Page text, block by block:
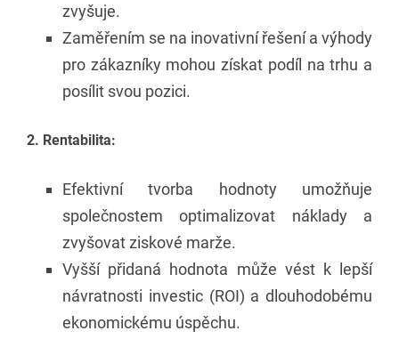
zvyšuje.
Zaměřením se na inovativní řešení a výhody
pro zákazníky mohou získat podíl na trhu a
posílit svou pozici.
2. Rentabilita:
Efektivní tvorba hodnoty umožňuje
společnostem optimalizovat náklady a
zvyšovat ziskové marže.
Vyšší přidaná hodnota může vést k lepší
návratnosti investic (ROI) a dlouhodobému
ekonomickému úspěchu.